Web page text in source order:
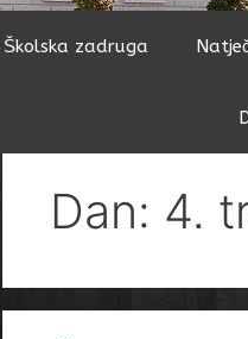
Školska zadruga
Dan: 4.